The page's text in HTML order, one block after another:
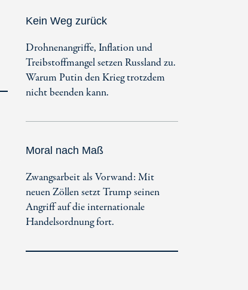
Kein Weg zurück
Drohnenangriffe, Inflation und
Treibstoffmangel setzen Russland zu.
Warum Putin den Krieg trotzdem
nicht beenden kann.
Moral nach Maß
Zwangsarbeit als Vorwand: Mit
neuen Zöllen setzt Trump seinen
Angriff auf die internationale
Handelsordnung fort.